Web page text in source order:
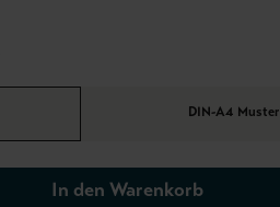
DIN-A4 Muster
In den Warenkorb